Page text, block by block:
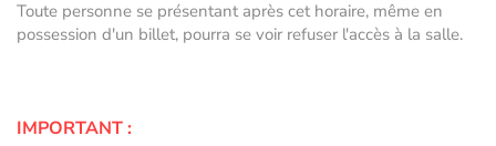
Toute personne se présentant après cet horaire, même en
possession d'un billet, pourra se voir refuser l'accès à la salle.
IMPORTANT :